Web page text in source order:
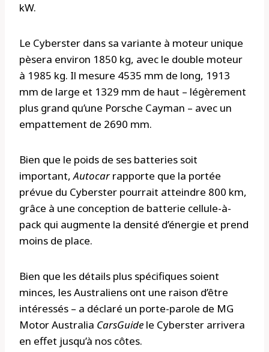
kW.
Le Cyberster dans sa variante à moteur unique
pèsera environ 1850 kg, avec le double moteur
à 1985 kg. Il mesure 4535 mm de long, 1913
mm de large et 1329 mm de haut – légèrement
plus grand qu’une Porsche Cayman – avec un
empattement de 2690 mm.
Bien que le poids de ses batteries soit
important,Autocar rapporte que la portée
prévue du Cyberster pourrait atteindre 800 km,
grâce à une conception de batterie cellule-à-
pack qui augmente la densité d’énergie et prend
moins de place.
Bien que les détails plus spécifiques soient
minces, les Australiens ont une raison d’être
intéressés – a déclaré un porte-parole de MG
Motor Australia CarsGuide le Cyberster arrivera
en effet jusqu’à nos côtes.